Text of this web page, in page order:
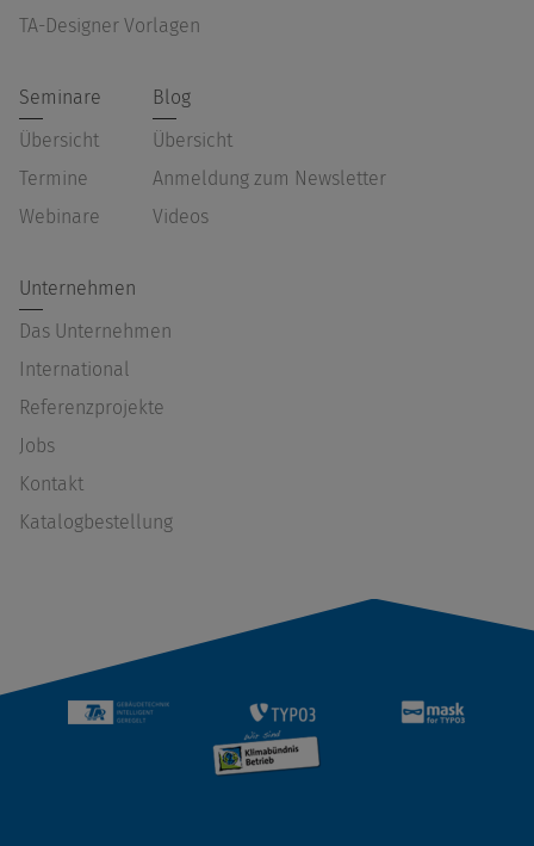
TA-Designer Vorlagen
Seminare
Übersicht
Termine
Webinare
Blog
Übersicht
Anmeldung zum Newsletter
Videos
Unternehmen
Das Unternehmen
International
Referenzprojekte
Jobs
Kontakt
Katalogbestellung